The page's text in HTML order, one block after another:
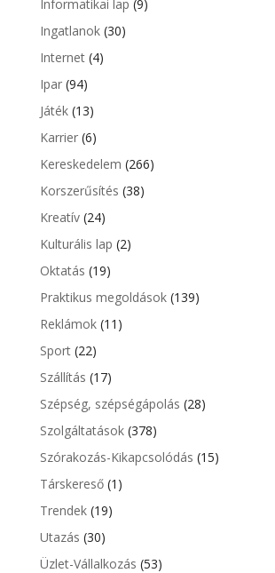
Informatikai lap (9)
Ingatlanok(30)
Internet(4)
Ipar(94)
Játék(13)
Karrier(6)
Kereskedelem (266)
Korszerűsítés (38)
Kreatív(24)
Kulturális lap (2)
Oktatás (19)
Praktikus megoldások(139)
Reklámok(11)
Sport(22)
Szállítás (17)
Szépség, szépségápolás (28)
Szolgáltatások(378)
Szórakozás-Kikapcsolódás (15)
Társkereső(1)
Trendek(19)
Utazás (30)
Üzlet-Vállalkozás (53)